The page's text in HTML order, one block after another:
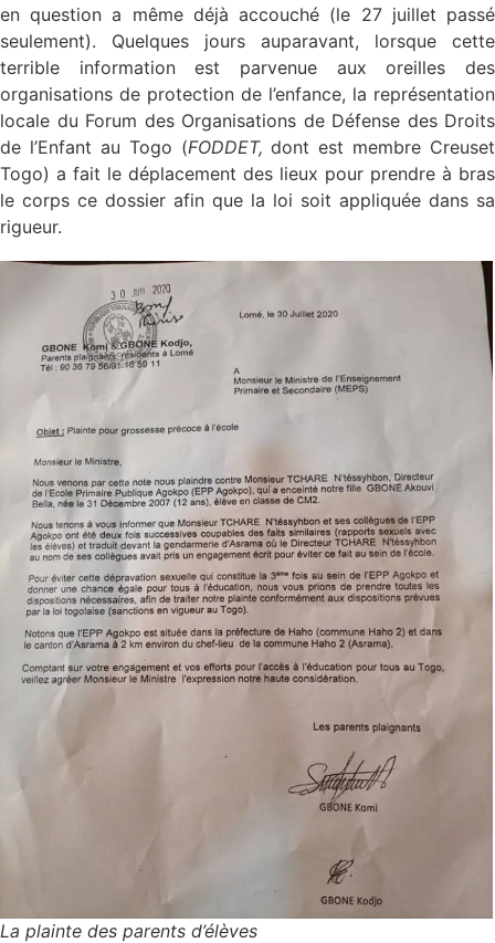
en question a même déjà accouché (le 27 juillet passé
seulement). Quelques jours auparavant, lorsque cette
terrible information est parvenue aux oreilles des
organisations de protection de l’enfance, la représentation
locale du Forum des Organisations de Défense des Droits
de l’Enfant au Togo (FODDET,dont est membre Creuset
Togo) a fait le déplacement des lieux pour prendre à bras
le corps ce dossier afin que la loi soit appliquée dans sa
rigueur.
La plainte des parents d’élèves